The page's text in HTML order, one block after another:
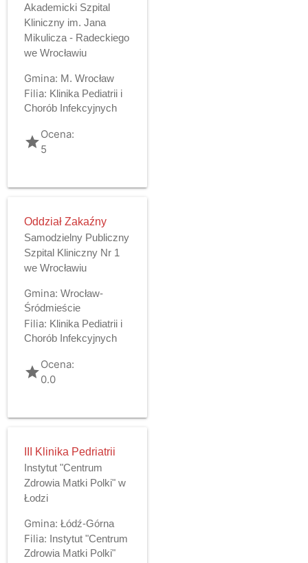
Akademicki Szpital
Kliniczny im. Jana
Mikulicza - Radeckiego
we Wrocławiu
Gmina: M. Wrocław
Filia: Klinika Pediatrii i
Chorób Infekcyjnych
gradeOcena:
5
Oddział Zakaźny
Samodzielny Publiczny
Szpital Kliniczny Nr 1
we Wrocławiu
Gmina: Wrocław-
Śródmieście
Filia: Klinika Pediatrii i
Chorób Infekcyjnych
gradeOcena:
0.0
III Klinika Pedriatrii
Instytut "Centrum
Zdrowia Matki Polki" w
Łodzi
Gmina: Łódź-Górna
Filia: Instytut "Centrum
Zdrowia Matki Polki"